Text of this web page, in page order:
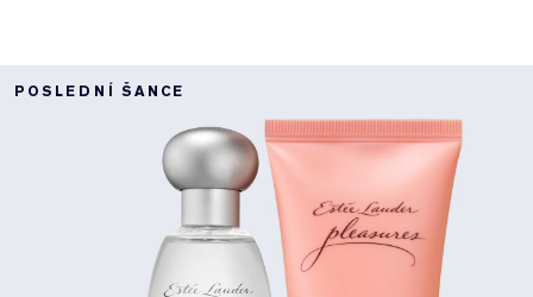
POSLEDNÍ ŠANCE